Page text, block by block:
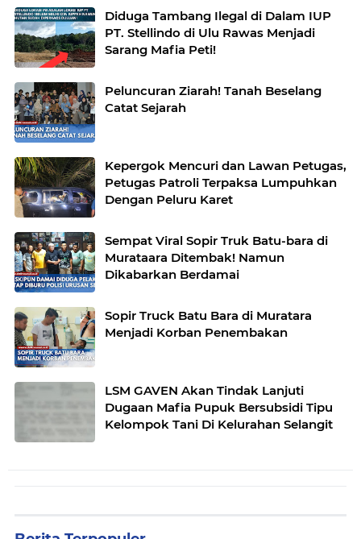
Diduga Tambang Ilegal di Dalam IUP
PT. Stellindo di Ulu Rawas Menjadi
Sarang Mafia Peti!
Peluncuran Ziarah! Tanah Beselang
Catat Sejarah
Kepergok Mencuri dan Lawan Petugas,
Petugas Patroli Terpaksa Lumpuhkan
Dengan Peluru Karet
Sempat Viral Sopir Truk Batu-bara di
Murataara Ditembak! Namun
Dikabarkan Berdamai
Sopir Truck Batu Bara di Muratara
Menjadi Korban Penembakan
LSM GAVEN Akan Tindak Lanjuti
Dugaan Mafia Pupuk Bersubsidi Tipu
Kelompok Tani Di Kelurahan Selangit